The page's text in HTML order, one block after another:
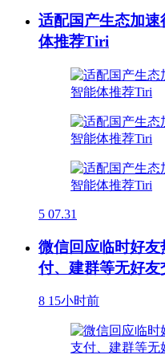
适配国产生态加
体推荐Tiri
5 07.31
微信回应临时好
付、建群等无好友
8 15小时前